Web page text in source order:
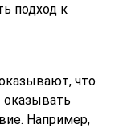
подход к
что
Например,